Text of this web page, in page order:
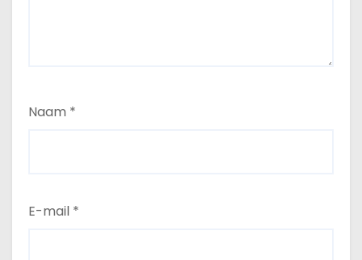
Naam *
E-mail *